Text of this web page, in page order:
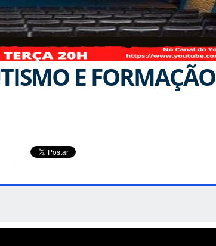
E FORMAÇÃO